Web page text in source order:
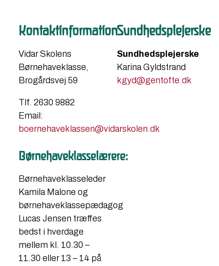
Kontaktinformation
​Vidar Skolens
Børnehaveklasse,
Brogårdsvej 59
Tlf. 2630 9882
Email:
boernehaveklassen@vidarskolen.dk
Børnehaveklasselærere:
Børnehaveklasseleder
Kamila Malone og
børnehaveklassepædagog
Lucas Jensen træffes
bedst i hverdage
mellem kl. 10.30 –
11.30 eller 13 – 14 på
Sundhedsplejerske
Sundhedsplejerske
Karina Gyldstrand
kgyd@gentofte.dk